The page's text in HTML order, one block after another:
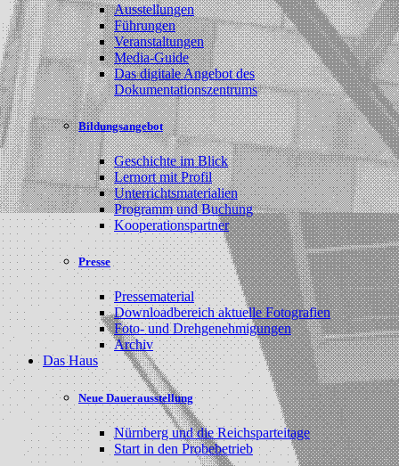
Ausstellungen
Führungen
Veranstaltungen
Media-Guide
Das digitale Angebot des
Dokumentationszentrums
Bildungsangebot
Geschichte im Blick
Lernort mit Profil
Unterrichtsmaterialien
Programm und Buchung
Kooperationspartner
Presse
Pressematerial
Downloadbereich aktuelle Fotografien
Foto- und Drehgenehmigungen
Archiv
Das Haus
Neue Dauerausstellung
Nürnberg und die Reichsparteitage
Start in den Probebetrieb